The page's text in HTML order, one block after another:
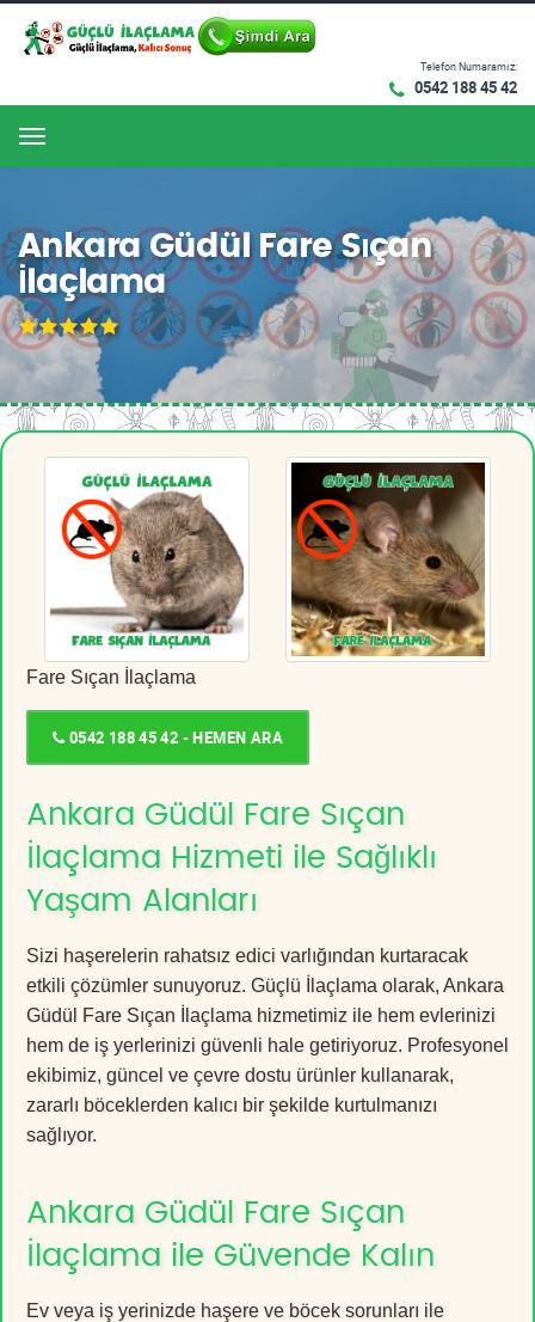
Telefon Numaramız:
0542 188 45 42
Menu
Ankara Güdül Fare Sıçan
İlaçlama
Fare Sıçan İlaçlama
0542 188 45 42 - HEMEN ARA
Ankara Güdül Fare Sıçan
İlaçlama Hizmeti ile Sağlıklı
Yaşam Alanları
Sizi haşerelerin rahatsız edici varlığından kurtaracak
etkili çözümler sunuyoruz. Güçlü İlaçlama olarak, Ankara
Güdül Fare Sıçan İlaçlama hizmetimiz ile hem evlerinizi
hem de iş yerlerinizi güvenli hale getiriyoruz. Profesyonel
ekibimiz, güncel ve çevre dostu ürünler kullanarak,
zararlı böceklerden kalıcı bir şekilde kurtulmanızı
sağlıyor.
Ankara Güdül Fare Sıçan
İlaçlama ile Güvende Kalın
Ev veya iş yerinizde haşere ve böcek sorunları ile